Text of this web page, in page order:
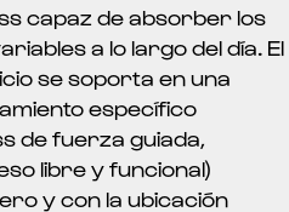
capaz de absorber los
a lo largo del día. El
se soporta en una
específico
de fuerza guiada,
libre y funcional)
y con la ubicación